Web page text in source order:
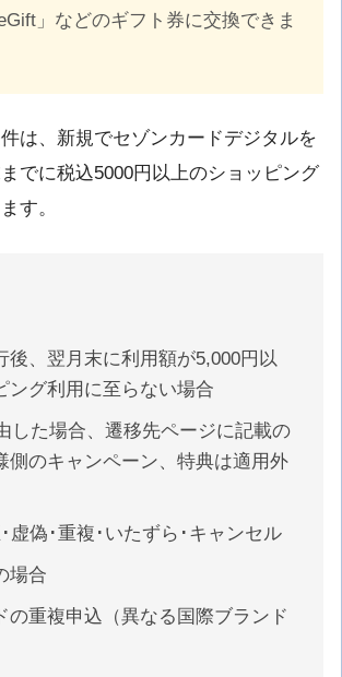
」などのギフト券に交換できま
は、新規でセゾンカードデジタルを
でに税込5000円以上のショッピング
す。
後、翌月末に利用額が5,000円以
ング利用に至らない場合
した場合、遷移先ページに記載の
側のキャンペーン、特典は適用外
･虚偽･重複･いたずら･キャンセル
場合
の重複申込（異なる国際ブランド